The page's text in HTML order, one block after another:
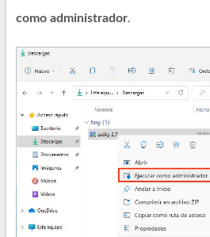
como administrador.